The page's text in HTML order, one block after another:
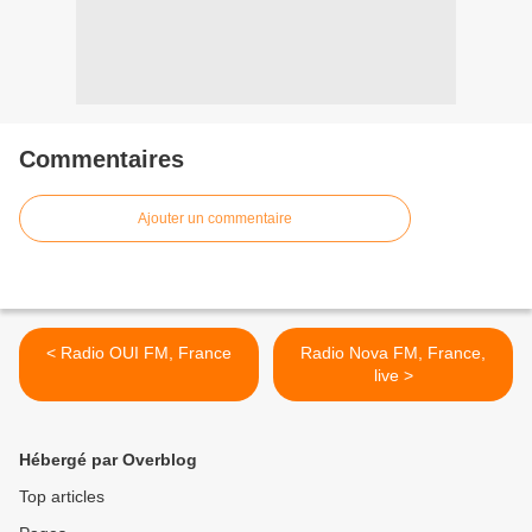
Commentaires
Ajouter un commentaire
< Radio OUI FM, France
Radio Nova FM, France,
live >
Hébergé par Overblog
Top articles